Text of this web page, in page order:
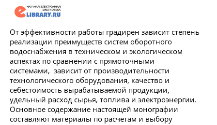
От эффективности работы градирен зависит степень
реализации преимуществ систем оборотного
водоснабжения в техническом и экологическом
аспектах по сравнении с прямоточными
системами, зависит от производительности
технологическoro оборудования, качество и
себестоимость вырабатываемой продукции,
удельный расход сырья, топлива и электроэнергии.
Основное содержание настоящей монографии
составляют материалы по расчетам и выбору